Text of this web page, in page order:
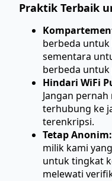
Praktik Terbaik
berbeda
sementara
berbeda
Hindari WiFi
Jangan
terhubung ke
terenkripsi.
Tetap Anonim:
milik kami
untuk tingkat
melewati